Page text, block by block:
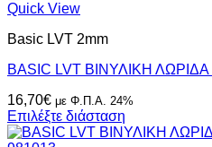
Quick View
Basic LVT 2mm
BASIC LVT ΒΙΝΥΛΙΚΗ ΛΩΡΙΔΑ
16,70€ με Φ.Π.Α. 24%
Επιλέξτε διάσταση